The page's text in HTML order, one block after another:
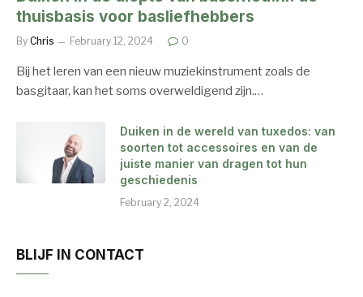
thuisbasis voor basliefhebbers
By Chris February 12, 2024 0
Bij het leren van een nieuw muziekinstrument zoals de
basgitaar, kan het soms overweldigend zijn.…
Duiken in de wereld van tuxedos: van
soorten tot accessoires en van de
juiste manier van dragen tot hun
geschiedenis
February 2, 2024
BLIJF IN CONTACT